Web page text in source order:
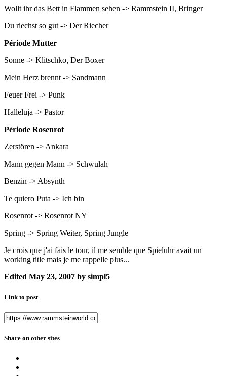
Wollt ihr das Bett in Flammen sehen -> Rammstein II, Bringer
Du riechst so gut -> Der Riecher
Période Mutter
Sonne -> Klitschko, Der Boxer
Mein Herz brennt -> Sandmann
Feuer Frei -> Punk
Halleluja -> Pastor
Période Rosenrot
Zerstören -> Ankara
Mann gegen Mann -> Schwulah
Benzin -> Absynth
Te quiero Puta -> Ich bin
Rosenrot -> Rosenrot NY
Spring -> Spring Weiter, Spring Jungle
Je crois que j'ai fais le tour, il me semble que Spieluhr avait un
working title mais je me rappelle plus...
Edited May 23, 2007 by simpl5
Link to post
Share on other sites